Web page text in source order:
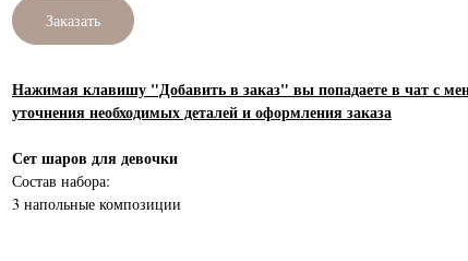
Заказать
Нажимая клавишу "Добавить в заказ" вы попадаете в чат с
уточнения необходимых деталей и оформления заказа
Сет шаров для девочки
Состав набора:
3 напольные композиции